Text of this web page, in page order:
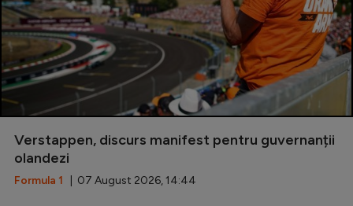
Verstappen, discurs manifest pentru guvernanții
olandezi
Formula 1 | 07 August 2026, 14:44